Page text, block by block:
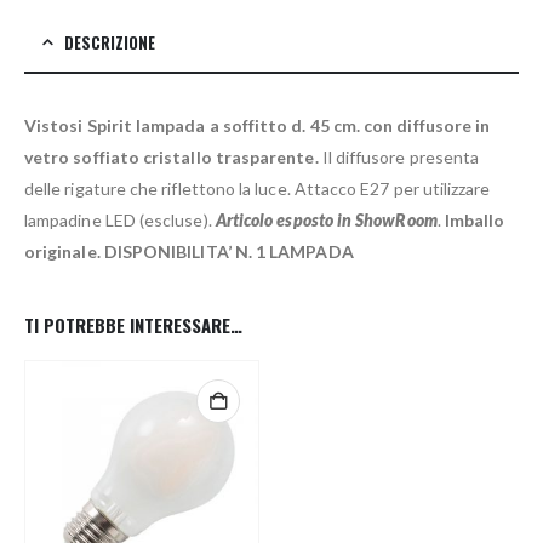
DESCRIZIONE
Vistosi Spirit lampada a soffitto d. 45 cm. con diffusore in
vetro soffiato cristallo trasparente.Il diffusore presenta
delle rigature che riflettono la luce. Attacco E27 per utilizzare
lampadine LED (escluse). Articolo esposto in ShowRoom. Imballo
originale. DISPONIBILITA’ N. 1 LAMPADA
TI POTREBBE INTERESSARE…